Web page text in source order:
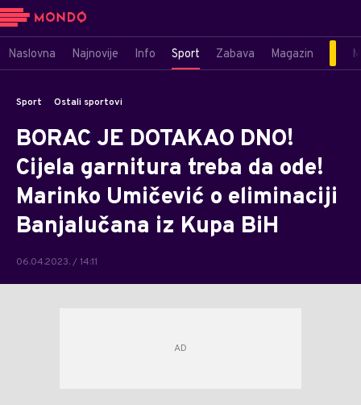
Naslovna Najnovije Info Sport Zabava Magazin
Sport Ostali sportovi
BORAC JE DOTAKAO DNO!
Cijela garnitura treba da ode!
Marinko Umičević o eliminaciji
Banjalučana iz Kupa BiH
06.04.2023. / 14:11